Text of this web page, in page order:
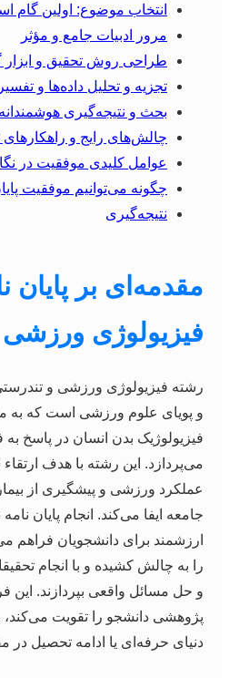
انتخاب موضوع: اولین گام
مرور ادبیات جامع و مؤثر
طراحی روش تحقیق و ابزار
تجزیه و تحلیل داده‌ها و تفسیر
بحث و نتیجه‌گیری هوشمندانه
چالش‌های رایج و راهکارهای
عوامل کلیدی موفقیت در
چگونه می‌توانیم موفقیت
نتیجه‌گیری
مقدمه‌ای بر پایان
فیزیولوژی
رشته فیزیولوژی ورزشی و
و پویای علوم ورزشی است که به
فیزیولوژیک بدن انسان در پاسخ
می‌پردازد. این رشته با هدف
عملکرد ورزشی و پیشگیری از
جامعه ایفا می‌کند. انجام پایان
ارزشمند برای دانشجویان فراهم
را به چالش کشیده و با انجام
و حل مسائل واقعی بپردازند. این
پژوهشی دانشجو را تقویت می‌کند،
دنیای حرفه‌ای یا ادامه تحصیل در